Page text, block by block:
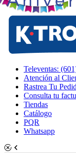
Televentas:
Atención al
Rastrea Tu
Consulta tu
Tiendas
Catálogo
PQR
Whatsapp